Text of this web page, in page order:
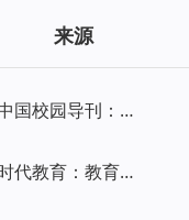
来源
中国校园导刊：教育版
时代教育：教育教学刊